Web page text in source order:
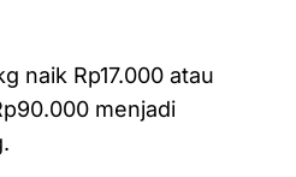
naik Rp17.000 atau
menjadi